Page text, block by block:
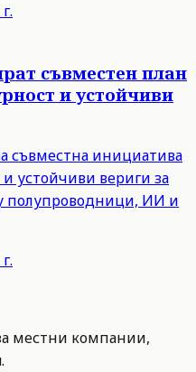
съвместен план
и устойчиви
съвместна инициатива
устойчиви вериги за
полупроводници, ИИ и
местни компании,